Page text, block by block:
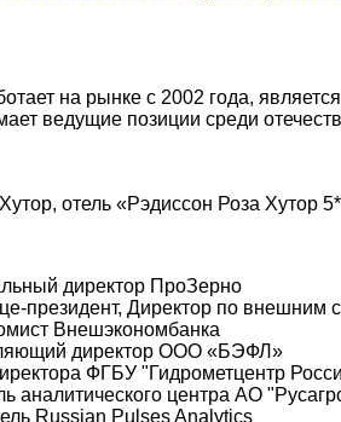
на рынке с 2002 года,
ведущие позиции среди
отель «Рэдиссон Роза Хутор
директор ПроЗерно
президент, Директор по внешним
Внешэкономбанка
директор ООО «БЭФЛ»
ФГБУ "Гидрометцентр
аналитического центра АО
Russian Pulses Analytics